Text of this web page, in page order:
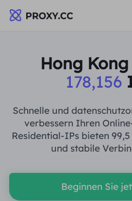
Proxys
Statischer Wohn-Proxy
Unbegrenzter Wohn-
WOHNPROXY
Wohn-Proxy
Statischer Wohn-Proxy
Data for AI
NACH ANWENDUNGSFALL
Hong
178,156
Schnelle und
verbessern Ihren
Residential-IPs bieten
und stabile
Beginnen Sie